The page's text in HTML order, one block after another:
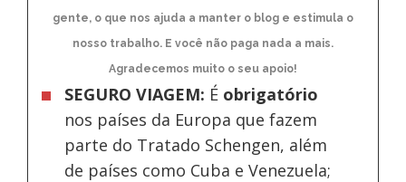
gente, o que nos ajuda a manter o blog e estimula o
nosso trabalho. E você não paga nada a mais.
Agradecemos muito o seu apoio!
SEGURO VIAGEM: É obrigatório
nos países da Europa que fazem
parte do Tratado Schengen, além
de países como Cuba e Venezuela;